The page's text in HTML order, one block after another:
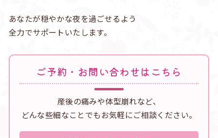
あなたが穏やかな夜を過ごせるよう
全力でサポートいたします。
ご予約・お問い合わせはこちら
産後の痛みや体型崩れなど、
どんな些細なことでもお気軽にご相談ください。